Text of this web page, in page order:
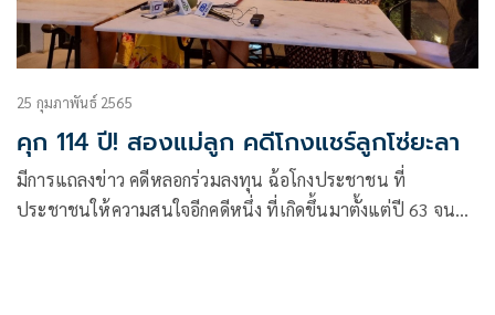
25 กุมภาพันธ์ 2565
คุก 114 ปี! สองแม่ลูก คดีโกงแชร์ลูกโซ่ยะลา
มีการแถลงข่าว คดีหลอกร่วมลงทุน ฉ้อโกงประชาชน ที่
ประชาชนให้ความสนใจอีกคดีหนึ่ง ที่เกิดขึ้นมาตั้งแต่ปี 63 จน